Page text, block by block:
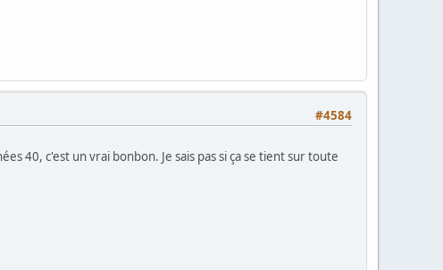
#4584
40, c'est un vrai bonbon. Je sais pas si ça se tient sur toute